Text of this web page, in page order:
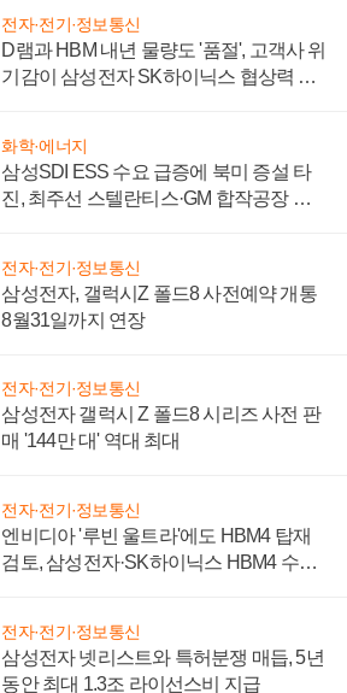
전자·전기·정보통신
D램과 HBM 내년 물량도 '품절', 고객사 위
기감이 삼성전자 SK하이닉스 협상력 더
화학·에너지
삼성SDI ESS 수요 급증에 북미 증설 타
진, 최주선 스텔란티스·GM 합작공장 건
전자·전기·정보통신
삼성전자, 갤럭시Z 폴드8 사전예약 개통
8월31일까지 연장
전자·전기·정보통신
삼성전자 갤럭시 Z 폴드8 시리즈 사전 판
매 '144만 대' 역대 최대
전자·전기·정보통신
엔비디아 '루빈 울트라'에도 HBM4 탑재
검토, 삼성전자·SK하이닉스 HBM4 수율
전자·전기·정보통신
삼성전자 넷리스트와 특허분쟁 매듭, 5년
동안 최대 1.3조 라이선스비 지급